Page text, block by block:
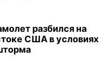
разбился на
США в условиях